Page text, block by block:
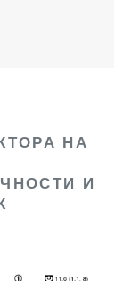
НА
И